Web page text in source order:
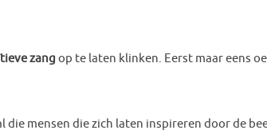
zang op te laten klinken. Eerst maar eens
die mensen die zich laten inspireren door de